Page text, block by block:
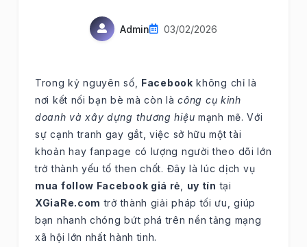
Admin 03/02/2026
Trong kỷ nguyên số, Facebook không chỉ là
nơi kết nối bạn bè mà còn làcông cụ kinh
doanh và xây dựng thương hiệu mạnh mẽ. Với
sự cạnh tranh gay gắt, việc sở hữu một tài
khoản hay fanpage có lượng người theo dõi lớn
trở thành yếu tố then chốt. Đây là lúc dịch vụ
mua follow Facebook giá rẻ
uy tín tại
XGiaRe.com trở thành giải pháp tối ưu, giúp
bạn nhanh chóng bứt phá trên nền tảng mạng
xã hội lớn nhất hành tinh.